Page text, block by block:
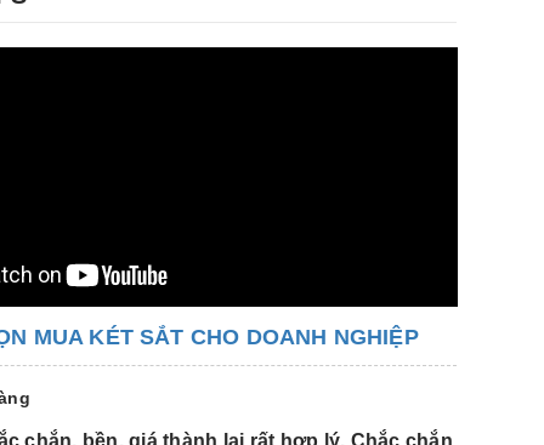
MUA KÉT SẮT CHO DOANH NGHIỆP
chắn, bền, giá thành lại rất hợp lý. Chắc chắn